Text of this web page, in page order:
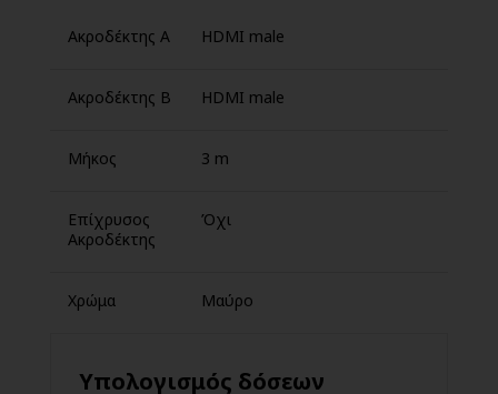
Ακροδέκτης Α HDMI male
Ακροδέκτης B HDMI male
Μήκος 3 m
Επίχρυσος
Ακροδέκτης
Όχι
Χρώμα Μαύρο
Υπολογισμός δόσεων